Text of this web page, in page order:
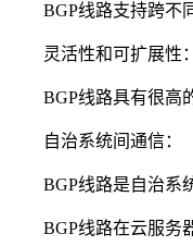
BGP线路支持跨不同
灵活性和可扩展性：
BGP线路具有很高的
自治系统间通信：
BGP线路是自治系统
BGP线路在云服务器